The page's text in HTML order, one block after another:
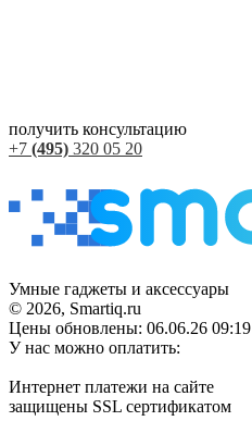
получить консультацию
+7 (495) 320 05 20
Умные гаджеты и аксессуары
© 2026, Smartiq.ru
Цены обновлены: 06.06.26 09:19
У нас можно оплатить:
Интернет платежи на сайте
защищены SSL сертификатом